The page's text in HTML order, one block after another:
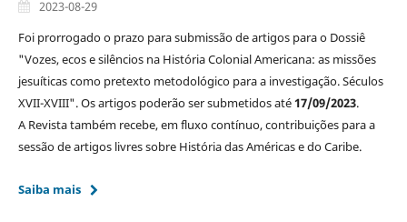
2023-08-29
Foi prorrogado o prazo para submissão de artigos para o Dossiê
"Vozes, ecos e silêncios na História Colonial Americana: as missões
jesuíticas como pretexto metodológico para a investigação. Séculos
XVII-XVIII". Os artigos poderão ser submetidos até17/09/2023.
A Revista também recebe, em fluxo contínuo, contribuições para a
sessão de artigos livres sobre História das Américas e do Caribe.
Saiba mais